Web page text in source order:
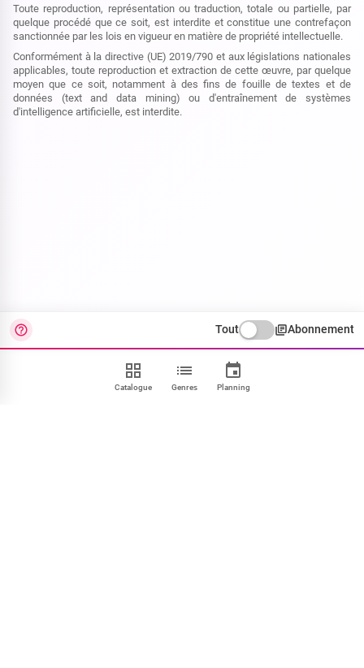
Toute reproduction, représentation ou traduction, totale ou partielle, par
quelque procédé que ce soit, est interdite et constitue une contrefaçon
sanctionnée par les lois en vigueur en matière de propriété intellectuelle.
Conformément à la directive (UE) 2019/790 et aux législations nationales
applicables, toute reproduction et extraction de cette œuvre, par quelque
moyen que ce soit, notamment à des fins de fouille de textes et de
données (text and data mining) ou d'entraînement de systèmes
d'intelligence artificielle, est interdite.
Catalogue Genres Planning
Tout Abonnement